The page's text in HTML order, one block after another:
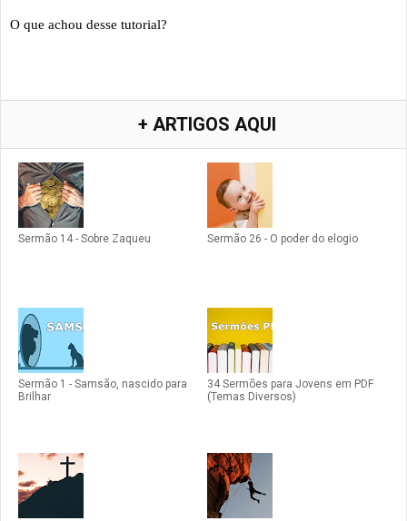
O que achou desse tutorial?
+ ARTIGOS AQUI
Sermão 14 - Sobre Zaqueu Sermão 26 - O poder do elogio
Sermão 1 - Samsão, nascido para
Brilhar
34 Sermões para Jovens em PDF
(Temas Diversos)